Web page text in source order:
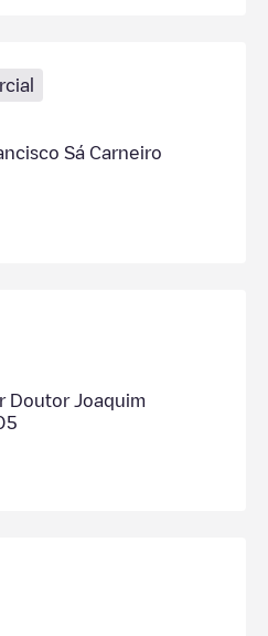
Sá Carneiro
Doutor Joaquim